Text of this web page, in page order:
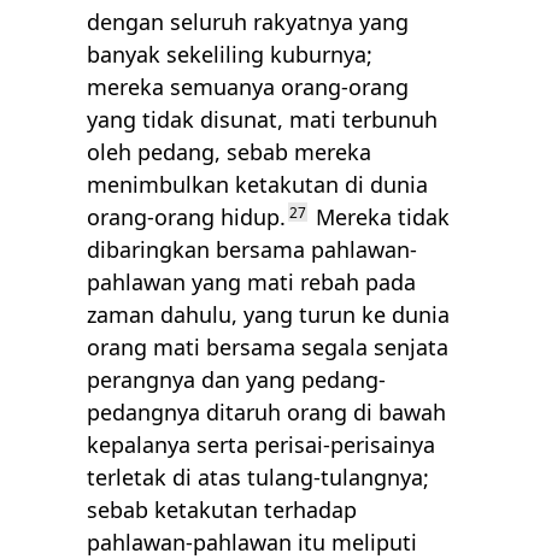
dengan seluruh rakyatnya yang
banyak sekeliling kuburnya;
mereka semuanya orang-orang
yang tidak disunat, mati terbunuh
oleh pedang, sebab mereka
menimbulkan ketakutan di dunia
orang-orang hidup. 27 Mereka tidak
dibaringkan bersama pahlawan-
pahlawan yang mati rebah pada
zaman dahulu, yang turun ke dunia
orang mati bersama segala senjata
perangnya dan yang pedang-
pedangnya ditaruh orang di bawah
kepalanya serta perisai-perisainya
terletak di atas tulang-tulangnya;
sebab ketakutan terhadap
pahlawan-pahlawan itu meliputi